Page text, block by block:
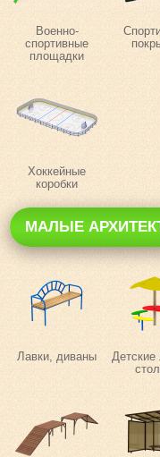
Военно-
спортивные
площадки
Хоккейные
коробки
МАЛЫЕ
Лавки, диваны
Детские